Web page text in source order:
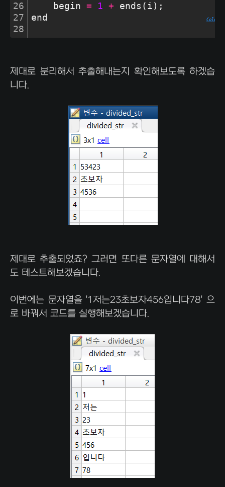
26
27
28
begin = 1 + ends(i);
end
제대로 분리해서 추출해내는지 확인해보도록 하겠습
니다.
제대로 추출되었죠? 그러면 또다른 문자열에 대해서
도 테스트해보겠습니다.
이번에는 문자열을 '1저는23초보자456입니다78' 으
로 바꿔서 코드를 실행해보겠습니다.